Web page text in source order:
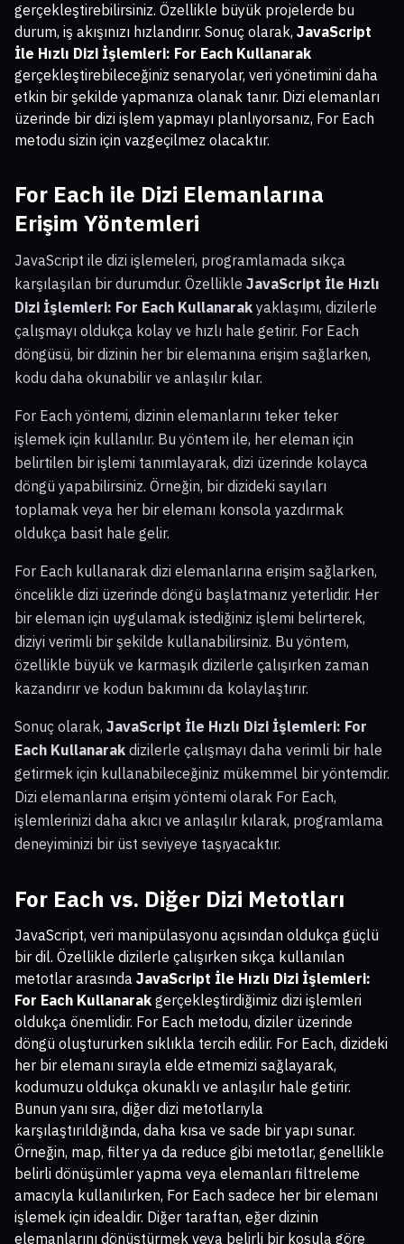
gerçekleştirebilirsiniz. Özellikle büyük projelerde bu
durum, iş akışınızı hızlandırır. Sonuç olarak, JavaScript
İle Hızlı Dizi İşlemleri: For Each Kullanarak
gerçekleştirebileceğiniz senaryolar, veri yönetimini daha
etkin bir şekilde yapmanıza olanak tanır. Dizi elemanları
üzerinde bir dizi işlem yapmayı planlıyorsanız, For Each
metodu sizin için vazgeçilmez olacaktır.
For Each ile Dizi Elemanlarına
Erişim Yöntemleri
JavaScript ile dizi işlemeleri, programlamada sıkça
karşılaşılan bir durumdur. Özellikle JavaScript İle Hızlı
Dizi İşlemleri: For Each Kullanarak yaklaşımı, dizilerle
çalışmayı oldukça kolay ve hızlı hale getirir. For Each
döngüsü, bir dizinin her bir elemanına erişim sağlarken,
kodu daha okunabilir ve anlaşılır kılar.
For Each yöntemi, dizinin elemanlarını teker teker
işlemek için kullanılır. Bu yöntem ile, her eleman için
belirtilen bir işlemi tanımlayarak, dizi üzerinde kolayca
döngü yapabilirsiniz. Örneğin, bir dizideki sayıları
toplamak veya her bir elemanı konsola yazdırmak
oldukça basit hale gelir.
For Each kullanarak dizi elemanlarına erişim sağlarken,
öncelikle dizi üzerinde döngü başlatmanız yeterlidir. Her
bir eleman için uygulamak istediğiniz işlemi belirterek,
diziyi verimli bir şekilde kullanabilirsiniz. Bu yöntem,
özellikle büyük ve karmaşık dizilerle çalışırken zaman
kazandırır ve kodun bakımını da kolaylaştırır.
Sonuç olarak, JavaScript İle Hızlı Dizi İşlemleri: For
Each Kullanarak dizilerle çalışmayı daha verimli bir hale
getirmek için kullanabileceğiniz mükemmel bir yöntemdir.
Dizi elemanlarına erişim yöntemi olarak For Each,
işlemlerinizi daha akıcı ve anlaşılır kılarak, programlama
deneyiminizi bir üst seviyeye taşıyacaktır.
For Each vs. Diğer Dizi Metotları
JavaScript, veri manipülasyonu açısından oldukça güçlü
bir dil. Özellikle dizilerle çalışırken sıkça kullanılan
metotlar arasında JavaScript İle Hızlı Dizi İşlemleri:
For Each Kullanarak gerçekleştirdiğimiz dizi işlemleri
oldukça önemlidir. For Each metodu, diziler üzerinde
döngü oluştururken sıklıkla tercih edilir. For Each, dizideki
her bir elemanı sırayla elde etmemizi sağlayarak,
kodumuzu oldukça okunaklı ve anlaşılır hale getirir.
Bunun yanı sıra, diğer dizi metotlarıyla
karşılaştırıldığında, daha kısa ve sade bir yapı sunar.
Örneğin, map, filter ya da reduce gibi metotlar, genellikle
belirli dönüşümler yapma veya elemanları filtreleme
amacıyla kullanılırken, For Each sadece her bir elemanı
işlemek için idealdir. Diğer taraftan, eğer dizinin
elemanlarını dönüştürmek veya belirli bir koşula göre